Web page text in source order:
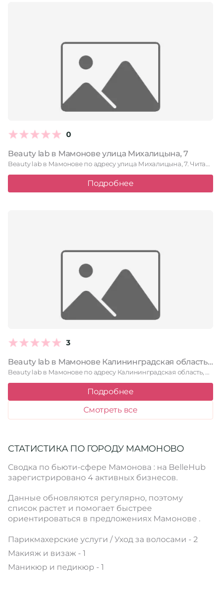
0
Beauty lab в Мамонове улица Михалицына, 7
Beauty lab в Мамонове по адресу улица Михалицына, 7. Читайте …
Подробнее
3
Beauty lab в Мамонове Калининградская область, Мамоново, улица Михалицына, 7
Beauty lab в Мамонове по адресу Калининградская область, Мамоново, улица …
Подробнее
Смотреть все
СТАТИСТИКА ПО ГОРОДУ МАМОНОВО
Сводка по бьюти-сфере Мамонова : на BelleHub
зарегистрировано 4 активных бизнесов.
Данные обновляются регулярно, поэтому
список растет и помогает быстрее
ориентироваться в предложениях Мамонове .
Парикмахерские услуги / Уход за волосами - 2
Макияж и визаж - 1
Маникюр и педикюр - 1